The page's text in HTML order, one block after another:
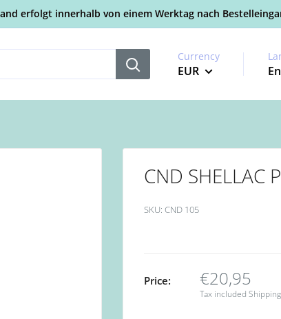
erfolgt innerhalb von einem Werktag nach
Currency
EUR
CND SHELLAC
SKU: CND 105
Price: €20,95
Tax included